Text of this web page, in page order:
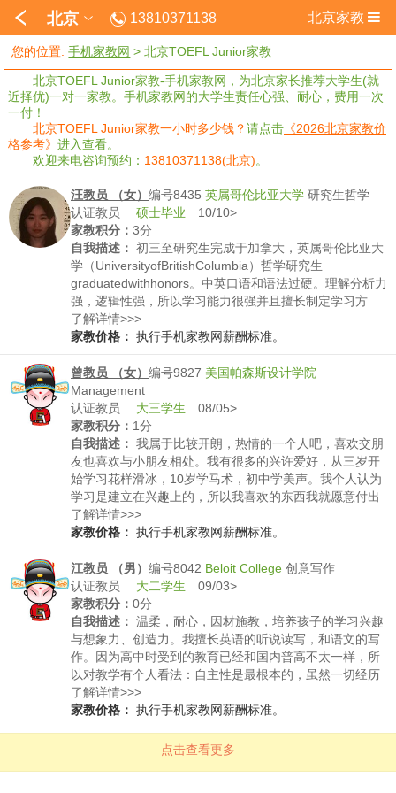
北京 13810371138 北京家教
您的位置:手机家教网 >北京TOEFL Junior家教
北京TOEFL Junior家教-手机家教网，为北京家长推荐大学生(就
近择优)一对一家教。手机家教网的大学生责任心强、耐心，费用一次
一付！
北京TOEFL Junior家教一小时多少钱？请点击 《2026北京家教价
格参考》 进入查看。
欢迎来电咨询预约： 13810371138(北京)。
汪教员 （女） 编号8435 英属哥伦比亚大学 研究生哲学
认证教员 硕士毕业 10/10>
家教积分： 3分
自我描述： 初三至研究生完成于加拿大，英属哥伦比亚大
学（UniversityofBritishColumbia）哲学研究生
graduatedwithhonors。中英口语和语法过硬。理解分析力
强，逻辑性强，所以学习能力很强并且擅长制定学习方
法。
了解详情>>>
家教价格： 执行手机家教网薪酬标准。
曾教员 （女） 编号9827 美国帕森斯设计学院
Management
认证教员 大三学生 08/05>
家教积分： 1分
自我描述： 我属于比较开朗，热情的一个人吧，喜欢交朋
友也喜欢与小朋友相处。我有很多的兴许爱好，从三岁开
始学习花样滑冰，10岁学马术，初中学美声。我个人认为
学习是建立在兴趣上的，所以我喜欢的东西我就愿意付出
时间和经历。
了解详情>>>
家教价格： 执行手机家教网薪酬标准。
江教员 （男） 编号8042 Beloit College 创意写作
认证教员 大二学生 09/03>
家教积分： 0分
自我描述： 温柔，耐心，因材施教，培养孩子的学习兴趣
与想象力、创造力。我擅长英语的听说读写，和语文的写
作。因为高中时受到的教育已经和国内普高不太一样，所
以对教学有个人看法：自主性是最根本的，虽然一切经历
都可以称之为教育，可有些经历也是可以避免的。
了解详情>>>
家教价格： 执行手机家教网薪酬标准。
点击查看更多